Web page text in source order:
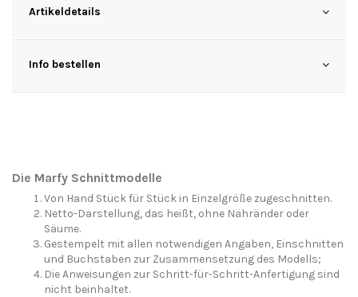
Artikeldetails
Info bestellen
Die Marfy Schnittmodelle
Von Hand Stück für Stück in Einzelgröße zugeschnitten.
Netto-Darstellung, das heißt, ohne Nähränder oder
Säume.
Gestempelt mit allen notwendigen Angaben, Einschnitten
und Buchstaben zur Zusammensetzung des Modells;
Die Anweisungen zur Schritt-für-Schritt-Anfertigung sind
nicht beinhaltet.